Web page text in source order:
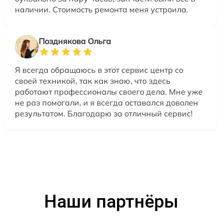
наличии. Стоимость ремонта меня устроила.
Позднякова Ольга
Я всегда обращаюсь в этот сервис центр со
своей техникой, так как знаю, что здесь
работают профессионалы своего дела. Мне уже
не раз помогали, и я всегда оставался доволен
результатом. Благодарю за отличный сервис!
Наши партнёры